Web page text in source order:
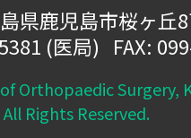
県鹿児島市桜ヶ丘
(医局) FAX:
Orthopaedic Surgery,
All Rights Reserved.